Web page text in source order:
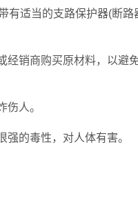
有适当的支路保护器(断
经销商购买原材料，以避
人。
的毒性，对人体有害。